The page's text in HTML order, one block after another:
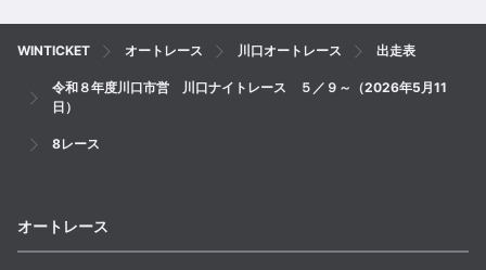
WINTICKET オートレース 川口オートレース 出走表
令和８年度川口市営 川口ナイトレース ５／９～（2026年5月11
日）
8レース
オートレース